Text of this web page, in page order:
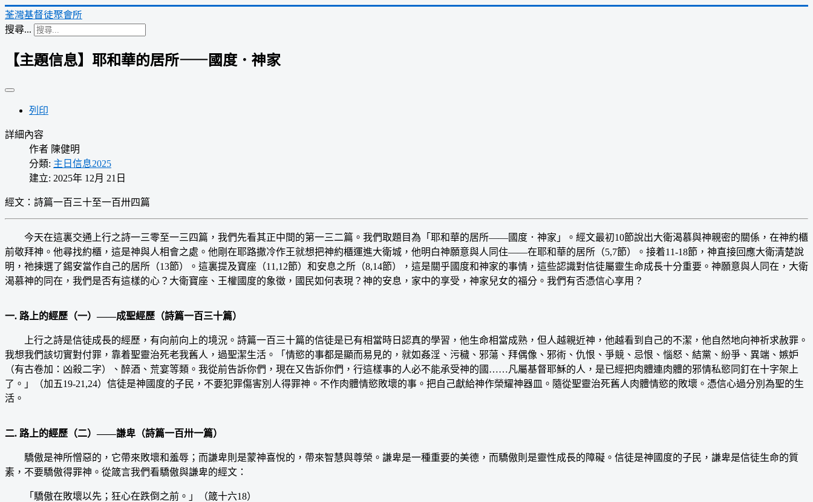
荃灣基督徒聚會所
搜尋...
【主題信息】耶和華的居所——國度．神家
列印
詳細內容
作者 陳健明
分類: 主日信息2025
建立: 2025年 12月 21日
經文：詩篇一百三十至一百卅四篇
今天在這裏交通上行之詩一三零至一三四篇，我們先看其正中間的第一三二篇。我們取題目為「耶和華的居所——國度．神家」。經文最初10節說出大衛渴慕與神親密的關係，在神約櫃
前敬拜神。他尋找約櫃，這是神與人相會之處。他剛在耶路撒冷作王就想把神約櫃運進大衛城，他明白神願意與人同住——在耶和華的居所（5,7節）。接着11-18節，神直接回應大衛清楚說
明，祂揀選了錫安當作自己的居所（13節）。這裏提及寶座（11,12節）和安息之所（8,14節），這是關乎國度和神家的事情，這些認識對信徒屬靈生命成長十分重要。神願意與人同在，大衛
渴慕神的同在，我們是否有這樣的心？大衛寶座、王權國度的象徵，國民如何表現？神的安息，家中的享受，神家兒女的福分。我們有否憑信心享用？
一. 路上的經歷（一）——成聖經歷（詩篇一百三十篇）
上行之詩是信徒成長的經歷，有向前向上的境況。詩篇一百三十篇的信徒是已有相當時日認真的學習，他生命相當成熟，但人越親近神，他越看到自己的不潔，他自然地向神祈求赦罪。
我想我們該切實對付罪，靠着聖靈治死老我舊人，過聖潔生活。「情慾的事都是顯而易見的，就如姦淫、污穢、邪蕩、拜偶像、邪術、仇恨、爭競、忌恨、惱怒、結黨、紛爭、異端、嫉妒
（有古卷加：凶殺二字）、醉酒、荒宴等類。我從前告訴你們，現在又告訴你們，行這樣事的人必不能承受神的國……凡屬基督耶穌的人，是已經把肉體連肉體的邪情私慾同釘在十字架上
了。」（加五19-21,24）信徒是神國度的子民，不要犯罪傷害別人得罪神。不作肉體情慾敗壞的事。把自己獻給神作榮耀神器皿。隨從聖靈治死舊人肉體情慾的敗壞。憑信心過分別為聖的生
活。
二. 路上的經歷（二）——謙卑（詩篇一百卅一篇）
驕傲是神所憎惡的，它帶來敗壞和羞辱；而謙卑則是蒙神喜悅的，帶來智慧與尊榮。謙卑是一種重要的美德，而驕傲則是靈性成長的障礙。信徒是神國度的子民，謙卑是信徒生命的質
素，不要驕傲得罪神。從箴言我們看驕傲與謙卑的經文：
「驕傲在敗壞以先；狂心在跌倒之前。」（箴十六18）